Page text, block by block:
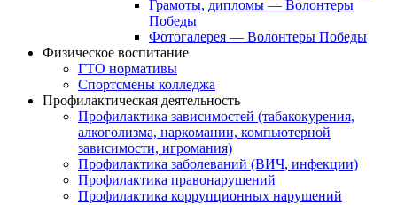
Грамоты, дипломы — Волонтеры
Победы
Фотогалерея — Волонтеры Победы
Физическое воспитание
ГТО нормативы
Спортсмены колледжа
Профилактическая деятельность
Профилактика зависимостей (табакокурения,
алкоголизма, наркомании, компьютерной
зависимости, игромания)
Профилактика заболеваний (ВИЧ, инфекции)
Профилактика правонарушений
Профилактика коррупционных нарушений